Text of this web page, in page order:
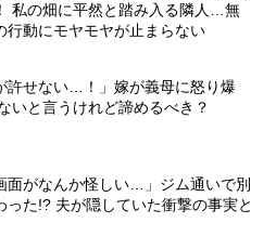
私の畑に平然と踏み入る隣人…無
行動にモヤモヤが止まらない
許せない…！」嫁が義母に怒り爆
いと言うけれど諦めるべき？
面がなんか怪しい…」ジム通いで別
った!? 夫が隠していた衝撃の事実と